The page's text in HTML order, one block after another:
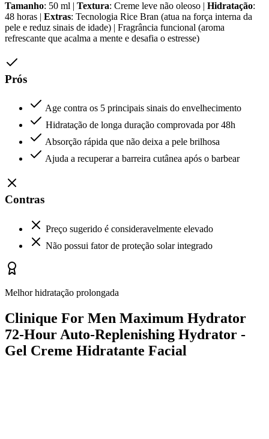
Tamanho: 50 ml | Textura: Creme leve não oleoso | Hidratação:
48 horas | Extras: Tecnologia Rice Bran (atua na força interna da
pele e reduz sinais de idade) | Fragrância funcional (aroma
refrescante que acalma a mente e desafia o estresse)
Prós
Age contra os 5 principais sinais do envelhecimento
Hidratação de longa duração comprovada por 48h
Absorção rápida que não deixa a pele brilhosa
Ajuda a recuperar a barreira cutânea após o barbear
Contras
Preço sugerido é consideravelmente elevado
Não possui fator de proteção solar integrado
Melhor hidratação prolongada
Clinique For Men Maximum Hydrator
72-Hour Auto-Replenishing Hydrator -
Gel Creme Hidratante Facial